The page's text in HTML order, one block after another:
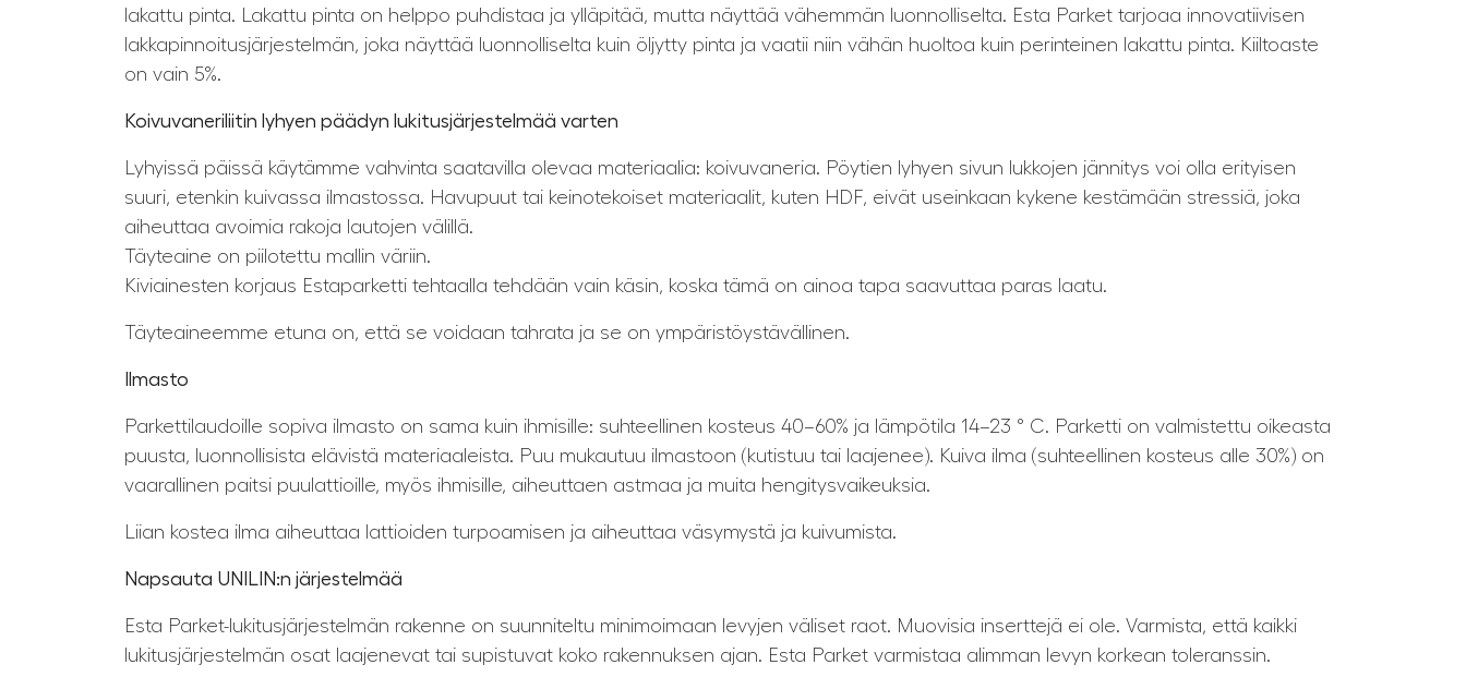
lakattu pinta. Lakattu pinta on helppo puhdistaa ja ylläpitää, mutta näyttää vähemmän luonnolliselta. Esta Parket tarjoaa innovatiivisen
lakkapinnoitusjärjestelmän, joka näyttää luonnolliselta kuin öljytty pinta ja vaatii niin vähän huoltoa kuin perinteinen lakattu pinta. Kiiltoaste
on vain 5%.
Koivuvaneriliitin lyhyen päädyn lukitusjärjestelmää varten
Lyhyissä päissä käytämme vahvinta saatavilla olevaa materiaalia: koivuvaneria. Pöytien lyhyen sivun lukkojen jännitys voi olla erityisen
suuri, etenkin kuivassa ilmastossa. Havupuut tai keinotekoiset materiaalit, kuten HDF, eivät useinkaan kykene kestämään stressiä, joka
aiheuttaa avoimia rakoja lautojen välillä.
Täyteaine on piilotettu mallin väriin.
Kiviainesten korjaus Estaparketti tehtaalla tehdään vain käsin, koska tämä on ainoa tapa saavuttaa paras laatu.
Täyteaineemme etuna on, että se voidaan tahrata ja se on ympäristöystävällinen.
Ilmasto
Parkettilaudoille sopiva ilmasto on sama kuin ihmisille: suhteellinen kosteus 40–60% ja lämpötila 14–23 ° C. Parketti on valmistettu oikeasta
puusta, luonnollisista elävistä materiaaleista. Puu mukautuu ilmastoon (kutistuu tai laajenee). Kuiva ilma (suhteellinen kosteus alle 30%) on
vaarallinen paitsi puulattioille, myös ihmisille, aiheuttaen astmaa ja muita hengitysvaikeuksia.
Liian kostea ilma aiheuttaa lattioiden turpoamisen ja aiheuttaa väsymystä ja kuivumista.
Napsauta UNILIN:n järjestelmää
Esta Parket-lukitusjärjestelmän rakenne on suunniteltu minimoimaan levyjen väliset raot. Muovisia inserttejä ei ole. Varmista, että kaikki
lukitusjärjestelmän osat laajenevat tai supistuvat koko rakennuksen ajan. Esta Parket varmistaa alimman levyn korkean toleranssin.